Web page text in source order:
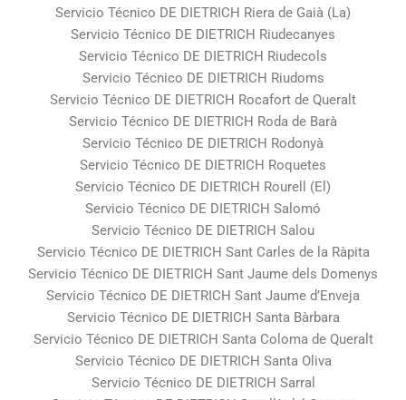
Servicio Técnico DE DIETRICH Riera de Gaià (La)
Servicio Técnico DE DIETRICH Riudecanyes
Servicio Técnico DE DIETRICH Riudecols
Servicio Técnico DE DIETRICH Riudoms
Servicio Técnico DE DIETRICH Rocafort de Queralt
Servicio Técnico DE DIETRICH Roda de Barà
Servicio Técnico DE DIETRICH Rodonyà
Servicio Técnico DE DIETRICH Roquetes
Servicio Técnico DE DIETRICH Rourell (El)
Servicio Técnico DE DIETRICH Salomó
Servicio Técnico DE DIETRICH Salou
Servicio Técnico DE DIETRICH Sant Carles de la Ràpita
Servicio Técnico DE DIETRICH Sant Jaume dels Domenys
Servicio Técnico DE DIETRICH Sant Jaume d’Enveja
Servicio Técnico DE DIETRICH Santa Bàrbara
Servicio Técnico DE DIETRICH Santa Coloma de Queralt
Servicio Técnico DE DIETRICH Santa Oliva
Servicio Técnico DE DIETRICH Sarral